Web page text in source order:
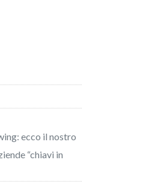
ecco il nostro
“chiavi in